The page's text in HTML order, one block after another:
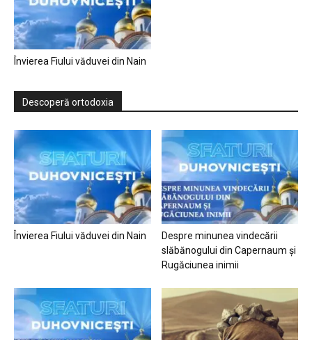
Învierea Fiului văduvei din Nain
Descoperă ortodoxia
Învierea Fiului văduvei din Nain
Despre minunea vindecării
slăbănogului din Capernaum și
Rugăciunea inimii